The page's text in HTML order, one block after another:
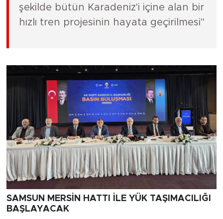
şekilde bütün Karadeniz'i içine alan bir
hızlı tren projesinin hayata geçirilmesi"
SAMSUN MERSİN HATTI İLE YÜK TAŞIMACILIĞI
BAŞLAYACAK